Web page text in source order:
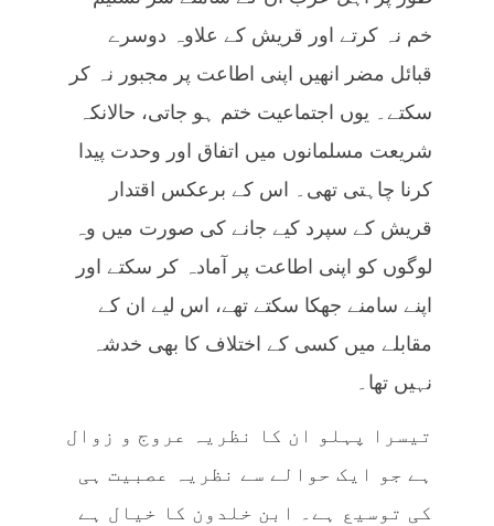
خم نہ کرتے اور قریش کے علاوہ دوسرے
قبائل مضر انھیں اپنی اطاعت پر مجبور نہ کر
سکتے۔ یوں اجتماعیت ختم ہو جاتی، حالانکہ
شریعت مسلمانوں میں اتفاق اور وحدت پیدا
کرنا چاہتی تھی۔ اس کے برعکس اقتدار
قریش کے سپرد کیے جانے کی صورت میں وہ
لوگوں کو اپنی اطاعت پر آمادہ کر سکتے اور
اپنے سامنے جھکا سکتے تھے، اس لیے ان کے
مقابلے میں کسی کے اختلاف کا بھی خدشہ
نہیں تھا۔
تیسرا پہلو ان کا نظریہ عروج و زوال
ہے جو ایک حوالے سے نظریہ عصبیت ہی
کی توسیع ہے۔ ابن خلدون کا خیال ہے